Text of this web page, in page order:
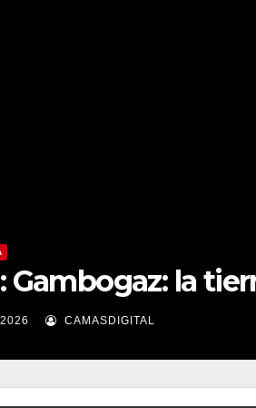
la tierra que